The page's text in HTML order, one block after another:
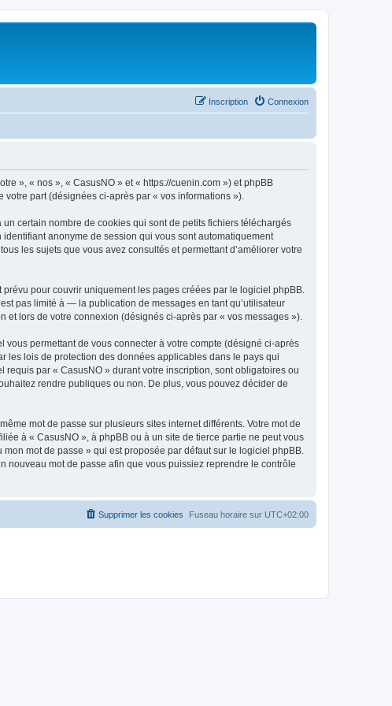
Connexion
Inscription
», « nos », « CasusNO » et « https://cuenin.com ») et phpBB
part (désignées ci-après par « vos informations »).
certain nombre de cookies qui sont de petits fichiers téléchargés
anonyme de session qui vous sont automatiquement
les sujets que vous avez consultés et permettant d’améliorer votre
pour couvrir uniquement les pages créées par le logiciel phpBB.
pas limité à — la publication de messages en tant qu’utilisateur
lors de votre connexion (désignés ci-après par « vos messages »).
permettant de vous connecter à votre compte (désigné ci-après
les lois de protection des données applicables dans le pays qui
requis par « CasusNO » durant votre inscription, sont obligatoires ou
rendre publiques ou non. De plus, vous pouvez décider de
mot de passe sur plusieurs sites internet différents. Votre mot de
à « CasusNO », à phpBB ou à un site de tierce partie ne peut vous
mot de passe » qui est proposée par défaut sur le logiciel phpBB.
nouveau mot de passe afin que vous puissiez reprendre le contrôle
Fuseau horaire sur UTC+02:00
Supprimer les cookies